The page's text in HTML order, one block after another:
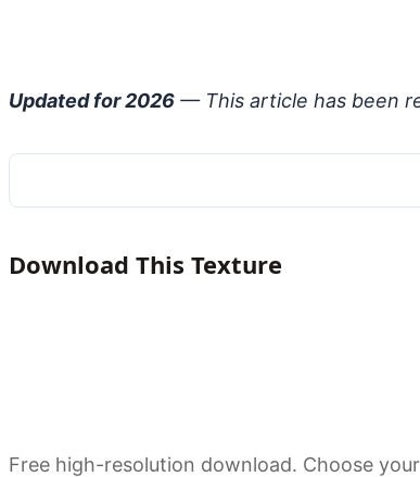
Updated for 2026 — This article has been
Download This Texture
Free high-resolution download. Choose